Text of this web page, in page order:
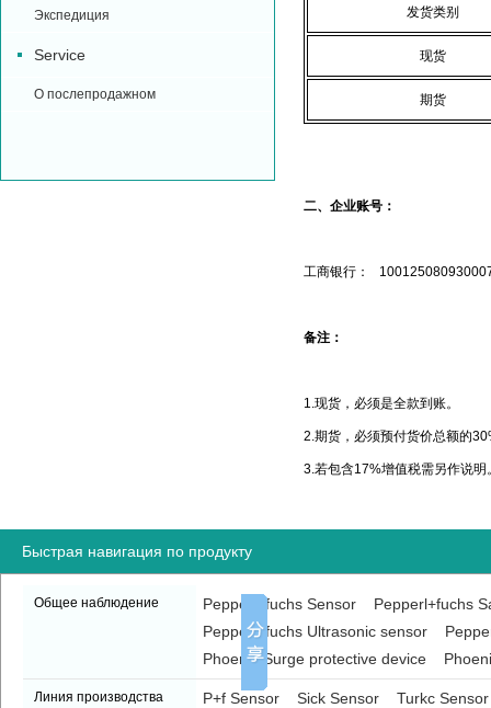
Экспедиция
Service
О послепродажном
发货类别
现货
期货
二、企业账号：
工商银行：
备注：
1.现货，必须是全款到账。
2.期货，必须预付货价总额的
3.若包含17%增值税需另作说明
Быстрая навигация по продукту
Общее наблюдение Pepperl+fuchs Sensor
Pepperl+fuchs
Pepperl+fuchs Ultrasonic sensor
Phoenix Surge protective device
Линия производства P+f Sensor Sick Sensor Turkc Sensor